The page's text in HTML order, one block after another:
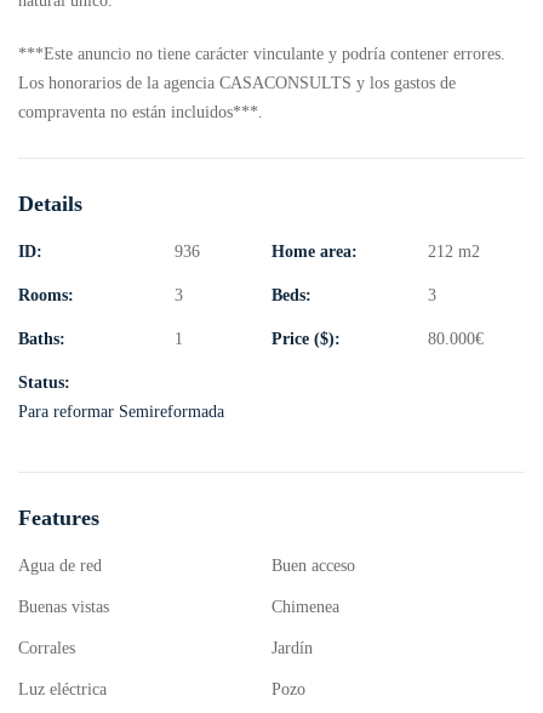
***Este anuncio no tiene carácter vinculante y podría contener errores.
Los honorarios de la agencia CASACONSULTS y los gastos de
compraventa no están incluidos***.
Details
ID: 936 Home area: 212 m2
Rooms: 3 Beds: 3
Baths: 1 Price ($): 80.000€
Status:
Para reformar Semireformada
Features
Agua de red Buen acceso
Buenas vistas Chimenea
Corrales Jardín
Luz eléctrica Pozo